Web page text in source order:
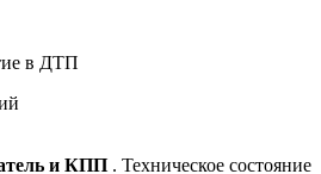
в ДТП
и КПП . Техническое состояние